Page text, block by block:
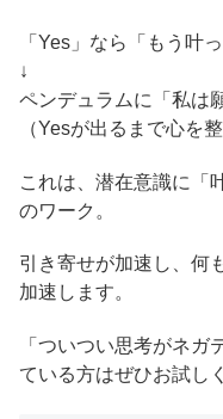
「Yes」なら「もう叶
↓
ペンデュラムに「私は
（Yesが出るまで心を整
これは、潜在意識に「
のワーク。
引き寄せが加速し、何
加速します。
「ついつい思考がネガ
ている方はぜひお試し